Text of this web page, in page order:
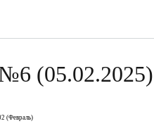
(05.02.2025)
(Февраль)